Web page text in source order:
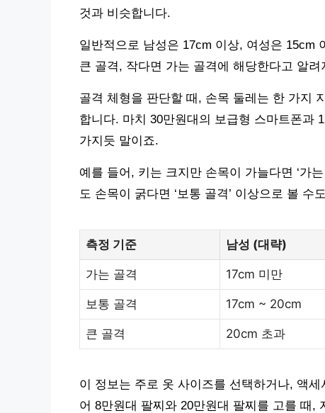
것과 비슷합니다.
일반적으로 남성은 17cm 이상, 여성은 15cm
큰 골격, 작다면 가는 골격에 해당한다고 알
골격 체형을 판단할 때, 손목 둘레는 한 가지
합니다. 마치 30만원대의 보급형 스마트폰과
가지듯 말이죠.
예를 들어, 키는 크지만 손목이 가늘다면 ‘가
도 손목이 굵다면 ‘보통 골격’ 이상으로 볼 수
측정 기준 남성 (대략)
가는 골격 17cm 미만
보통 골격 17cm ~ 20cm
큰 골격 20cm 초과
이 정보는 주로 옷 사이즈를 선택하거나, 액
어 8만원대 팔찌와 20만원대 팔찌를 고를 때,